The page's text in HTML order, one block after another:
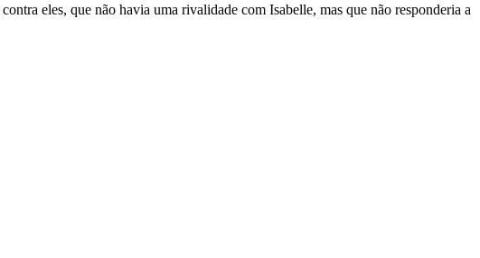
eles, que não havia uma rivalidade com Isabelle, mas que não responderia a